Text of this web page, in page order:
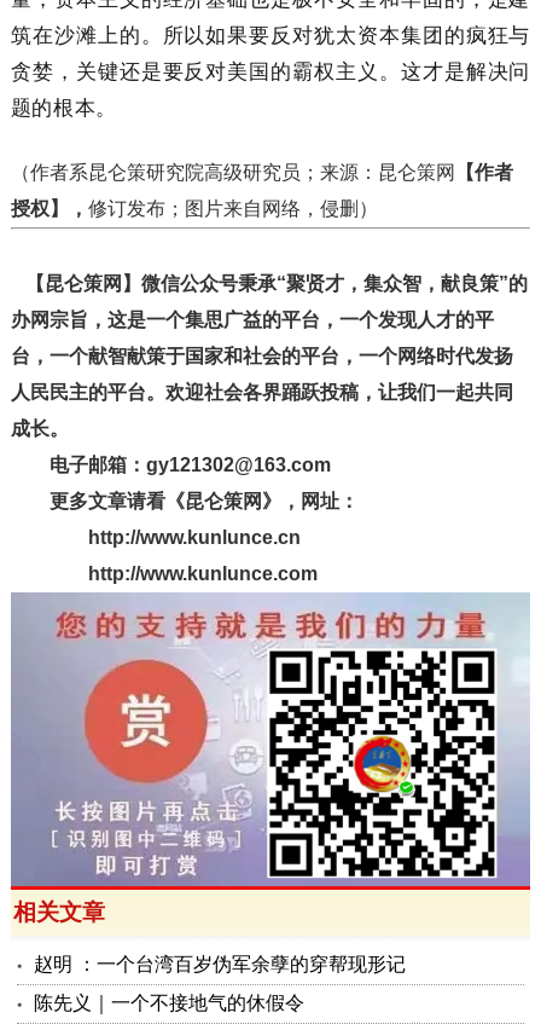
筑在沙滩上的。所以如果要反对犹太资本集团的疯狂与
贪婪，关键还是要反对美国的霸权主义。这才是解决问
题的根本。
（作者系昆仑策研究院高级研究员；来源：昆仑策网
【作者
授权】， 修订发布；图片来自网络，侵删）
【昆仑策网】微信公众号秉承“聚贤才，集众智，献良策”的
办网宗旨，这是一个集思广益的平台，一个发现人才的平
台，一个献智献策于国家和社会的平台，一个网络时代发扬
人民民主的平台。欢迎社会各界踊跃投稿，让我们一起共同
成长。
电子邮箱：gy121302@163.com
更多文章请看《昆仑策网》，网址：
http://www.kunlunce.cn
http://www.kunlunce.com
相关文章
赵明 ：一个台湾百岁伪军余孽的穿帮现形记
陈先义｜一个不接地气的休假令